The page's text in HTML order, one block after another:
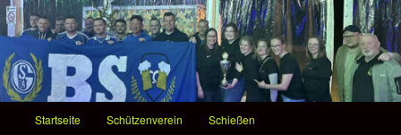
Startseite Schützenverein Schießen